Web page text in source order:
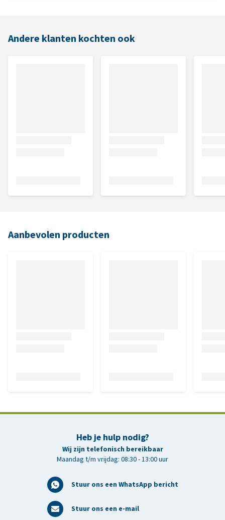
Andere klanten kochten ook
Aanbevolen producten
Heb je hulp nodig?
Wij zijn telefonisch bereikbaar
Maandag t/m vrijdag: 08:30 - 13:00 uur
Stuur ons een WhatsApp bericht
Stuur ons een e-mail